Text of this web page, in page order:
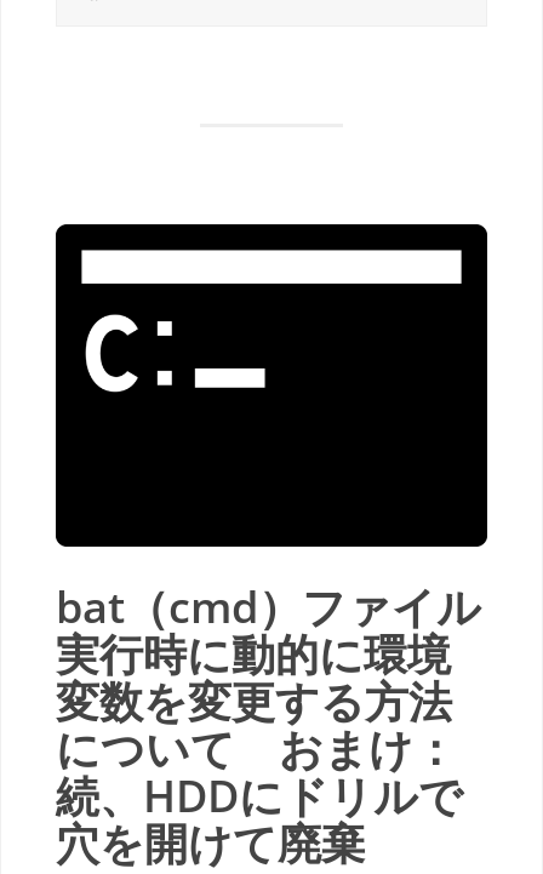
bat（cmd）ファイル
実行時に動的に環境
変数を変更する方法
について おまけ：
続、HDDにドリルで
穴を開けて廃棄